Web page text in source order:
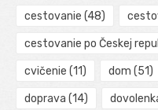
cestovanie (48)
cestovanie po Českej
cvičenie (11) dom (51)
doprava (14)